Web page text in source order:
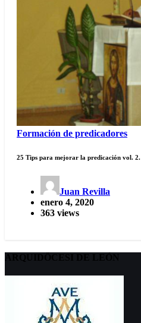
Formación de predicadores
25 Tips para mejorar la predicación vol. 2.
Juan Revilla
enero 4, 2020
363 views
ARQUIDÖCESI DE LEÓN